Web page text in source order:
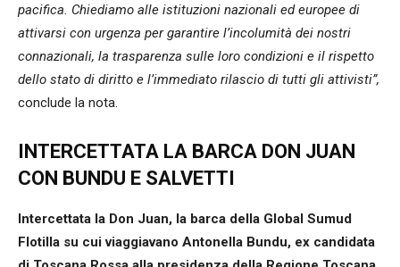
pacifica. Chiediamo alle istituzioni nazionali ed europee di
attivarsi con urgenza per garantire l’incolumità dei nostri
connazionali, la trasparenza sulle loro condizioni e il rispetto
dello stato di diritto e l’immediato rilascio di tutti gli attivisti”,
conclude la nota.
INTERCETTATA LA BARCA DON JUAN
CON BUNDU E SALVETTI
Intercettata la Don Juan, la barca della Global Sumud
Flotilla su cui viaggiavano Antonella Bundu, ex candidata